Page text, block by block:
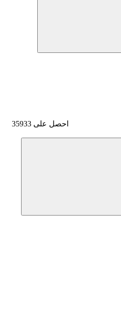
احصل على 35933